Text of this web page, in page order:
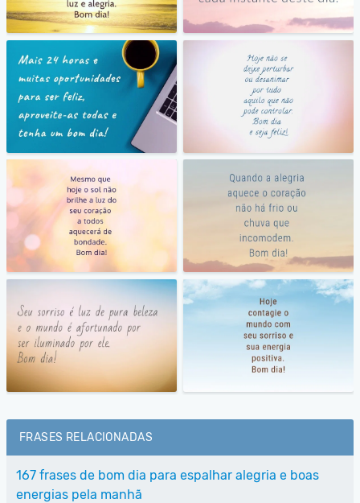
FRASES RELACIONADAS
167 frases de bom dia para espalhar alegria e boas
energias pela manhã